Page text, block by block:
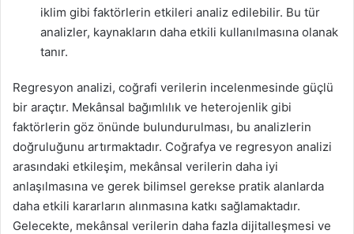
iklim gibi faktörlerin etkileri analiz edilebilir. Bu tür
analizler, kaynakların daha etkili kullanılmasına olanak
tanır.
Regresyon analizi, coğrafi verilerin incelenmesinde güçlü
bir araçtır. Mekânsal bağımlılık ve heterojenlik gibi
faktörlerin göz önünde bulundurulması, bu analizlerin
doğruluğunu artırmaktadır. Coğrafya ve regresyon analizi
arasındaki etkileşim, mekânsal verilerin daha iyi
anlaşılmasına ve gerek bilimsel gerekse pratik alanlarda
daha etkili kararların alınmasına katkı sağlamaktadır.
Gelecekte, mekânsal verilerin daha fazla dijitalleşmesi ve